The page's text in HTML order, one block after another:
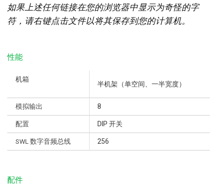
如果上述任何链接在您的浏览器中显示为奇怪的字
符，请右键点击文件以将其保存到您的计算机。
性能
机箱
半机架（单空间、一半宽度）
模拟输出 8
配置 DIP 开关
SWL 数字音频总线 256
配件